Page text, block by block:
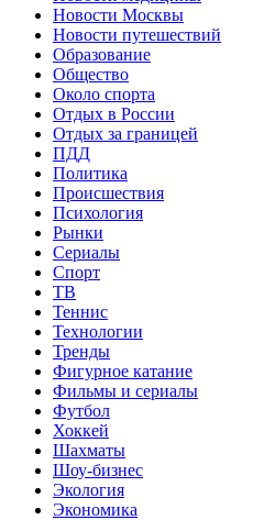
Новости Москвы
Новости путешествий
Образование
Общество
Около спорта
Отдых в России
Отдых за границей
ПДД
Политика
Происшествия
Психология
Рынки
Сериалы
Спорт
ТВ
Теннис
Технологии
Тренды
Фигурное катание
Фильмы и сериалы
Футбол
Хоккей
Шахматы
Шоу-бизнес
Экология
Экономика